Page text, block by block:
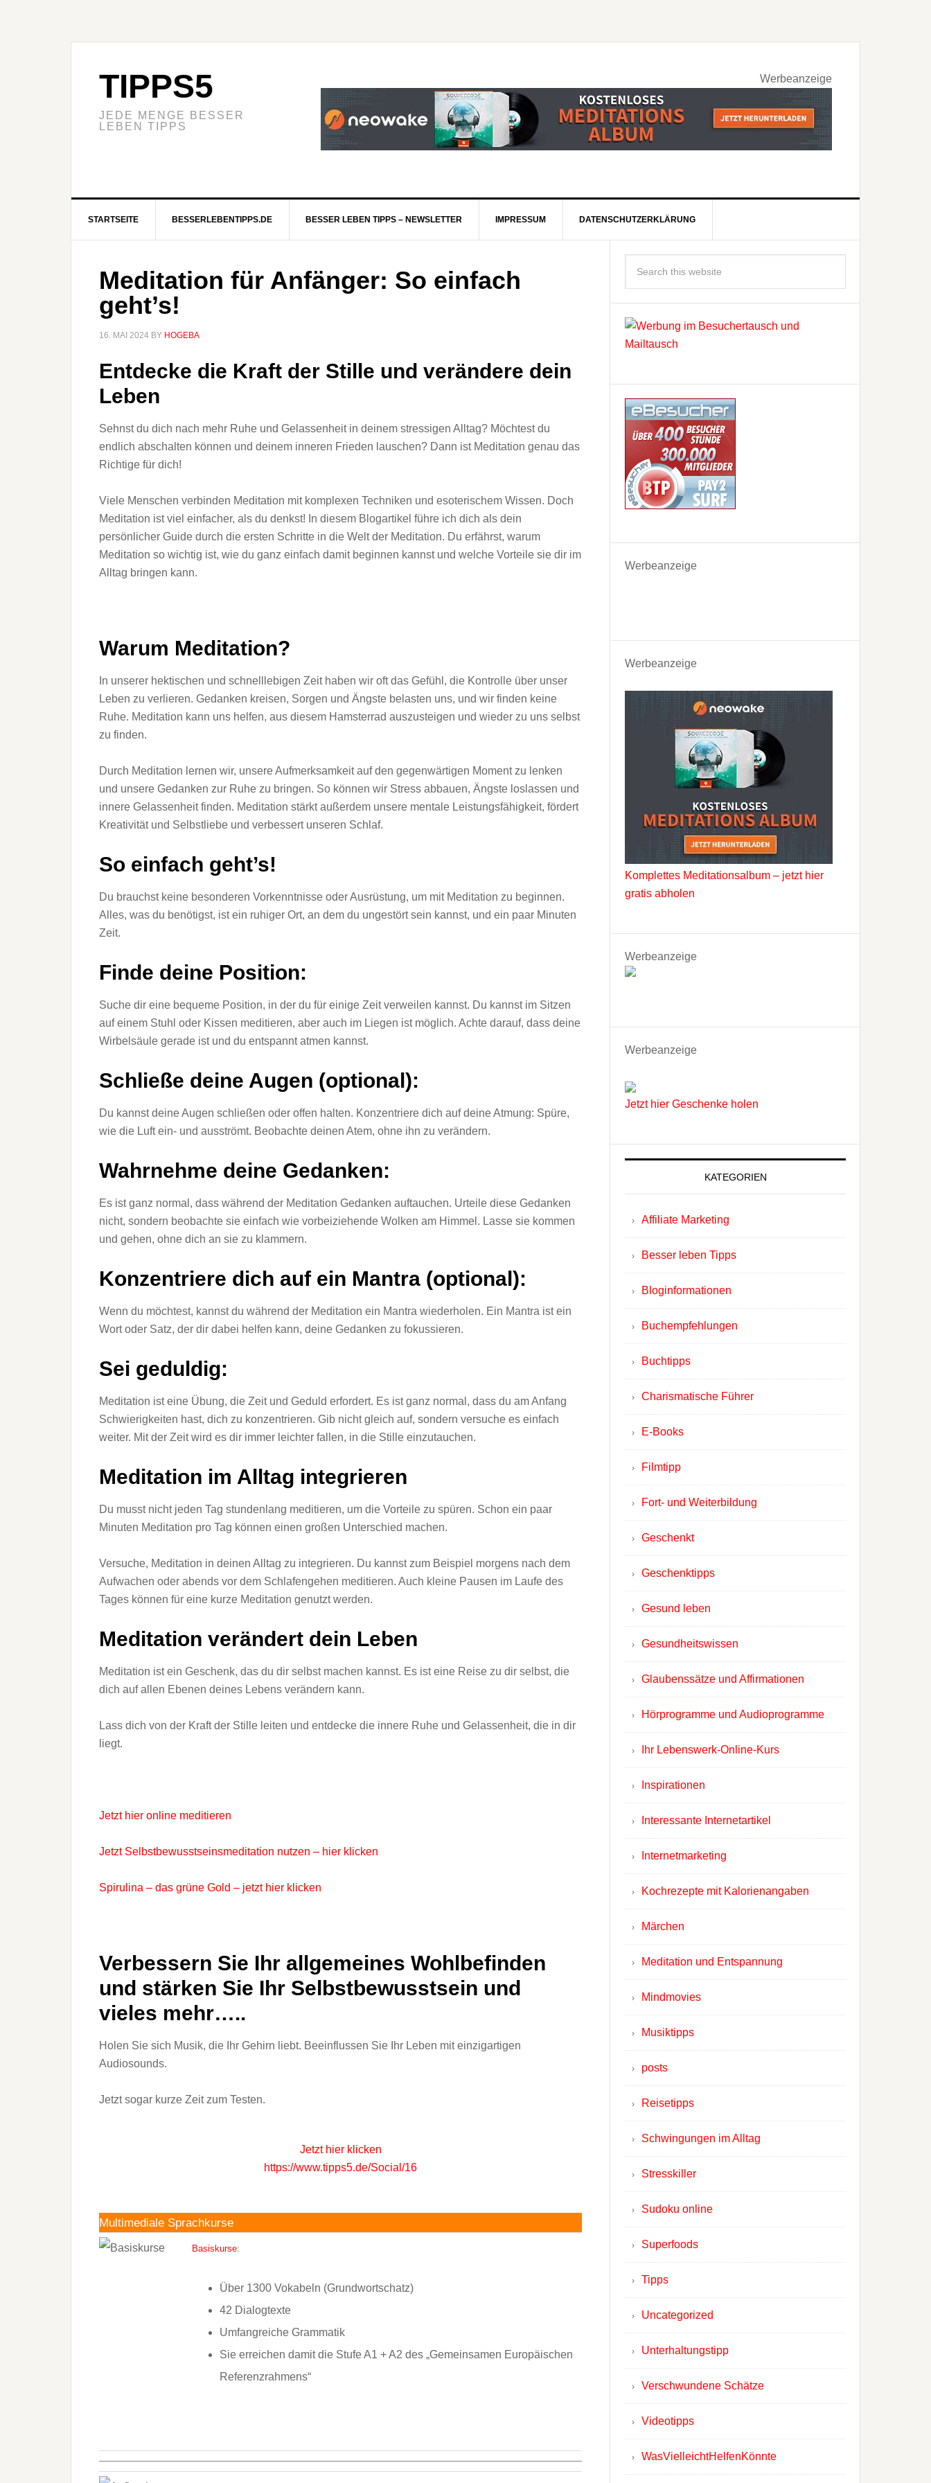
TIPPS5
JEDE MENGE BESSER
LEBEN TIPPS
Werbeanzeige
STARTSEITE BESSERLEBENTIPPS.DE BESSER LEBEN TIPPS – NEWSLETTER IMPRESSUM DATENSCHUTZERKLÄRUNG
Meditation für Anfänger: So einfach
geht’s!
16. MAI 2024 BY HOGEBA
Entdecke die Kraft der Stille und verändere dein
Leben
Sehnst du dich nach mehr Ruhe und Gelassenheit in deinem stressigen Alltag? Möchtest du
endlich abschalten können und deinem inneren Frieden lauschen? Dann ist Meditation genau das
Richtige für dich!
Viele Menschen verbinden Meditation mit komplexen Techniken und esoterischem Wissen. Doch
Meditation ist viel einfacher, als du denkst! In diesem Blogartikel führe ich dich als dein
persönlicher Guide durch die ersten Schritte in die Welt der Meditation. Du erfährst, warum
Meditation so wichtig ist, wie du ganz einfach damit beginnen kannst und welche Vorteile sie dir im
Alltag bringen kann.
Warum Meditation?
In unserer hektischen und schnelllebigen Zeit haben wir oft das Gefühl, die Kontrolle über unser
Leben zu verlieren. Gedanken kreisen, Sorgen und Ängste belasten uns, und wir finden keine
Ruhe. Meditation kann uns helfen, aus diesem Hamsterrad auszusteigen und wieder zu uns selbst
zu finden.
Durch Meditation lernen wir, unsere Aufmerksamkeit auf den gegenwärtigen Moment zu lenken
und unsere Gedanken zur Ruhe zu bringen. So können wir Stress abbauen, Ängste loslassen und
innere Gelassenheit finden. Meditation stärkt außerdem unsere mentale Leistungsfähigkeit, fördert
Kreativität und Selbstliebe und verbessert unseren Schlaf.
So einfach geht’s!
Du brauchst keine besonderen Vorkenntnisse oder Ausrüstung, um mit Meditation zu beginnen.
Alles, was du benötigst, ist ein ruhiger Ort, an dem du ungestört sein kannst, und ein paar Minuten
Zeit.
Finde deine Position:
Suche dir eine bequeme Position, in der du für einige Zeit verweilen kannst. Du kannst im Sitzen
auf einem Stuhl oder Kissen meditieren, aber auch im Liegen ist möglich. Achte darauf, dass deine
Wirbelsäule gerade ist und du entspannt atmen kannst.
Schließe deine Augen (optional):
Du kannst deine Augen schließen oder offen halten. Konzentriere dich auf deine Atmung: Spüre,
wie die Luft ein- und ausströmt. Beobachte deinen Atem, ohne ihn zu verändern.
Wahrnehme deine Gedanken:
Es ist ganz normal, dass während der Meditation Gedanken auftauchen. Urteile diese Gedanken
nicht, sondern beobachte sie einfach wie vorbeiziehende Wolken am Himmel. Lasse sie kommen
und gehen, ohne dich an sie zu klammern.
Konzentriere dich auf ein Mantra (optional):
Wenn du möchtest, kannst du während der Meditation ein Mantra wiederholen. Ein Mantra ist ein
Wort oder Satz, der dir dabei helfen kann, deine Gedanken zu fokussieren.
Sei geduldig:
Meditation ist eine Übung, die Zeit und Geduld erfordert. Es ist ganz normal, dass du am Anfang
Schwierigkeiten hast, dich zu konzentrieren. Gib nicht gleich auf, sondern versuche es einfach
weiter. Mit der Zeit wird es dir immer leichter fallen, in die Stille einzutauchen.
Meditation im Alltag integrieren
Du musst nicht jeden Tag stundenlang meditieren, um die Vorteile zu spüren. Schon ein paar
Minuten Meditation pro Tag können einen großen Unterschied machen.
Versuche, Meditation in deinen Alltag zu integrieren. Du kannst zum Beispiel morgens nach dem
Aufwachen oder abends vor dem Schlafengehen meditieren. Auch kleine Pausen im Laufe des
Tages können für eine kurze Meditation genutzt werden.
Meditation verändert dein Leben
Meditation ist ein Geschenk, das du dir selbst machen kannst. Es ist eine Reise zu dir selbst, die
dich auf allen Ebenen deines Lebens verändern kann.
Lass dich von der Kraft der Stille leiten und entdecke die innere Ruhe und Gelassenheit, die in dir
liegt.
Jetzt hier online meditieren
Jetzt Selbstbewusstseinsmeditation nutzen – hier klicken
Spirulina – das grüne Gold – jetzt hier klicken
Verbessern Sie Ihr allgemeines Wohlbefinden
und stärken Sie Ihr Selbstbewusstsein und
vieles mehr…..
Holen Sie sich Musik, die Ihr Gehirn liebt. Beeinflussen Sie Ihr Leben mit einzigartigen
Audiosounds.
Jetzt sogar kurze Zeit zum Testen.
Jetzt hier klicken
https://www.tipps5.de/Social/16
Multimediale Sprachkurse
Basiskurse:
Über 1300 Vokabeln (Grundwortschatz)
42 Dialogtexte
Umfangreiche Grammatik
Sie erreichen damit die Stufe A1 + A2 des „Gemeinsamen Europäischen
Referenzrahmens“
Werbeanzeige
Werbeanzeige
Komplettes Meditationsalbum – jetzt hier
gratis abholen
Werbeanzeige
Werbeanzeige
Jetzt hier Geschenke holen
KATEGORIEN
Affiliate Marketing
Besser leben Tipps
Bloginformationen
Buchempfehlungen
Buchtipps
Charismatische Führer
E-Books
Filmtipp
Fort- und Weiterbildung
Geschenkt
Geschenktipps
Gesund leben
Gesundheitswissen
Glaubenssätze und Affirmationen
Hörprogramme und Audioprogramme
Ihr Lebenswerk-Online-Kurs
Inspirationen
Interessante Internetartikel
Internetmarketing
Kochrezepte mit Kalorienangaben
Märchen
Meditation und Entspannung
Mindmovies
Musiktipps
posts
Reisetipps
Schwingungen im Alltag
Stresskiller
Sudoku online
Superfoods
Tipps
Uncategorized
Unterhaltungstipp
Verschwundene Schätze
Videotipps
WasVielleichtHelfenKönnte